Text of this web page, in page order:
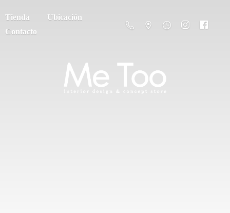
Tienda
Ubicación
Contacto